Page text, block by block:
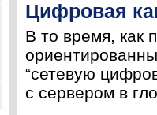
Цифровая
В то время, как
“сетевую
с сервером в